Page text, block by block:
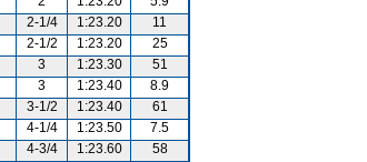
2-1/4 1:23.20
11
2-1/2 1:23.20
25
3 1:23.30
51
3 1:23.40
8.9
3-1/2 1:23.40
61
4-1/4 1:23.50
7.5
4-3/4 1:23.60
58